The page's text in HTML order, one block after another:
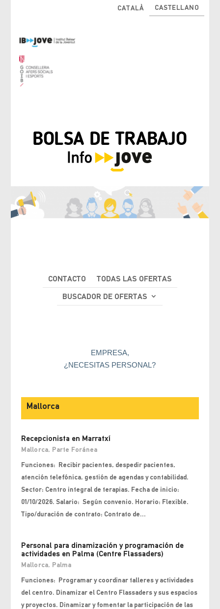
CATALÀ CASTELLANO
CONTACTO
TODAS LAS OFERTAS
BUSCADOR DE OFERTAS
EMPRESA,
¿NECESITAS PERSONAL?
Mallorca
Recepcionista en Marratxí
Mallorca, Parte Foránea
Funciones: Recibir pacientes, despedir pacientes,
atención telefónica, gestión de agendas y contabilidad.
Sector: Centro integral de terapias. Fecha de inicio:
01/10/2026. Salario: Según convenio. Horario: Flexible.
Tipo/duración de contrato: Contrato de...
Personal para dinamización y programación de
actividades en Palma (Centre Flassaders)
Mallorca, Palma
Funciones: Programar y coordinar talleres y actividades
del centro. Dinamizar el Centro Flassaders y sus espacios
y proyectos. Dinamizar y fomentar la participación de las